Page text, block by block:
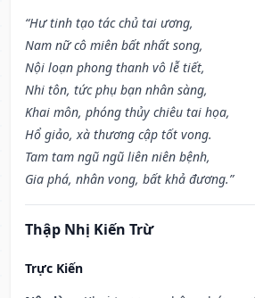
“Hư tinh tạo tác chủ tai ương,
Nam nữ cô miên bất nhất song,
Nội loạn phong thanh vô lễ tiết,
Nhi tôn, tức phụ bạn nhân sàng,
Khai môn, phóng thủy chiêu tai họa,
Hổ giảo, xà thương cập tốt vong.
Tam tam ngũ ngũ liên niên bệnh,
Gia phá, nhân vong, bất khả đương.”
Thập Nhị Kiến Trừ
Trực Kiến